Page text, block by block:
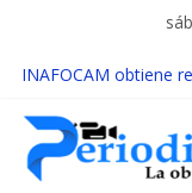
INAFOCAM obtiene
15 de febrero de
cáncer infantil
EL ENFOQUE